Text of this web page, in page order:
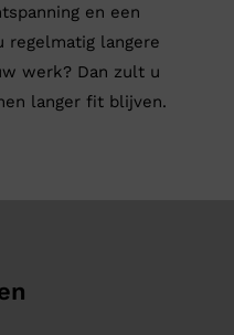
en een
regelmatig langere
werk? Dan zult u
langer fit blijven.